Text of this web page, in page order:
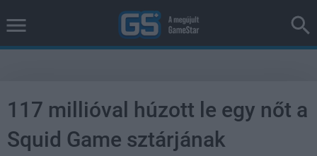
117 millióval húzott le egy nőt a
Squid Game sztárjának